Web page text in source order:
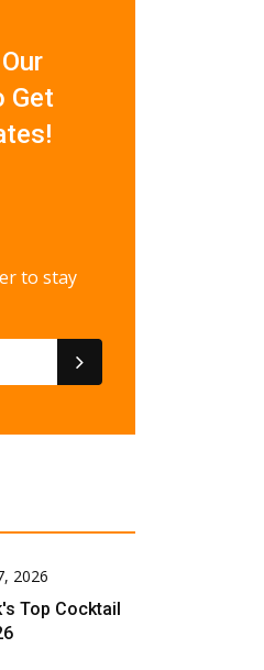
Get
to stay
2026
Top Cocktail